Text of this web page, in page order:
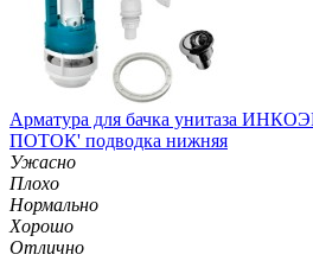
Арматура для бачка унитаза
ПОТОК' подводка нижняя
Ужасно
Плохо
Нормально
Хорошо
Отлично